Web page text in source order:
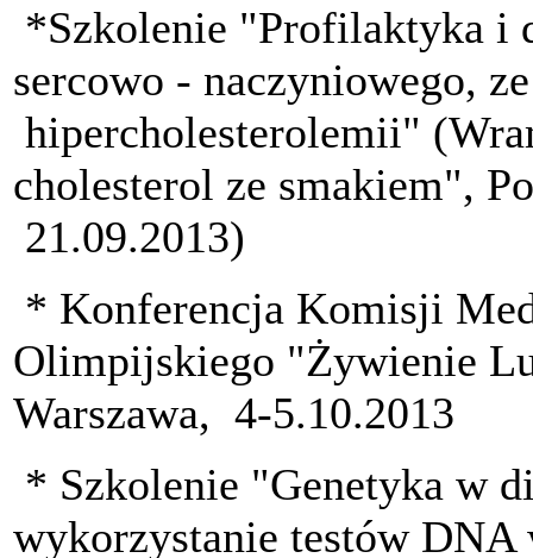
*Szkolenie "Profilaktyka i
sercowo - naczyniowego,
hipercholesterolemii"
cholesterol ze smakiem",
21.09.2013)
* Konferencja Komisji
Olimpijskiego "Żywienie
Warszawa, 4-5.10.2013
* Szkolenie "Genetyka w
wykorzystanie testów